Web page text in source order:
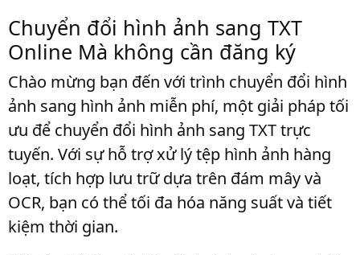
Chuyển đổi hình ảnh sang TXT
Online Mà không cần đăng ký
Chào mừng bạn đến với trình chuyển đổi hình
ảnh sang hình ảnh miễn phí, một giải pháp tối
ưu để chuyển đổi hình ảnh sang TXT trực
tuyến. Với sự hỗ trợ xử lý tệp hình ảnh hàng
loạt, tích hợp lưu trữ dựa trên đám mây và
OCR, bạn có thể tối đa hóa năng suất và tiết
kiệm thời gian.